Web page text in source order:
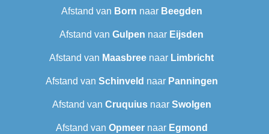
Afstand van Born naar Beegden
Afstand van Gulpen naar Eijsden
Afstand van Maasbree naar Limbricht
Afstand van Schinveld naar Panningen
Afstand van Cruquiusnaar Swolgen
Afstand van Opmeernaar Egmond